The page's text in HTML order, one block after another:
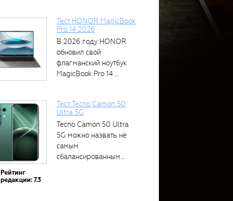
Тест HONOR MagicBook
Pro 14 2026
В 2026 году HONOR
обновил свой
флагманский ноутбук
MagicBook Pro 14....
Рейтинг
редакции: 7.3
Тест Tecno Camon 50
Ultra 5G
Tecno Camon 50 Ultra
5G можно назвать не
самым
сбалансированным